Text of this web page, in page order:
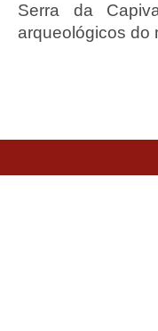
Serra da
arqueológicos do